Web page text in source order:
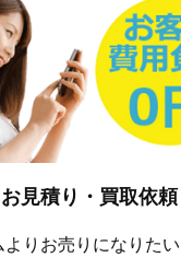
お見積り・買取依頼
よりお売りになりた